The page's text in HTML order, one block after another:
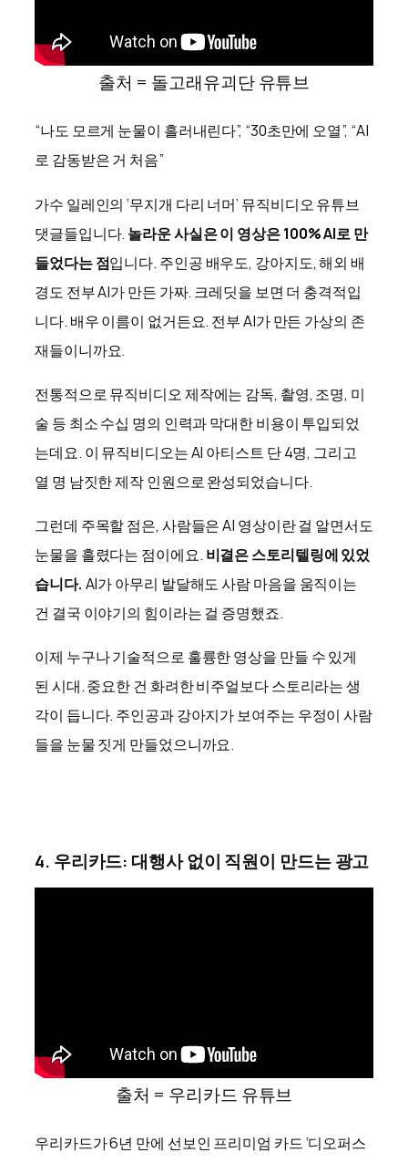
출처 = 돌고래유괴단 유튜브
“나도 모르게 눈물이 흘러내린다”, “30초만에 오열”, “AI
로 감동받은 거 처음”
가수 일레인의 ‘무지개 다리 너머’ 뮤직비디오 유튜브
댓글들입니다. 놀라운 사실은 이 영상은 100% AI로 만
들었다는 점입니다. 주인공 배우도, 강아지도, 해외 배
경도 전부 AI가 만든 가짜. 크레딧을 보면 더 충격적입
니다. 배우 이름이 없거든요. 전부 AI가 만든 가상의 존
재들이니까요.
전통적으로 뮤직비디오 제작에는 감독, 촬영, 조명, 미
술 등 최소 수십 명의 인력과 막대한 비용이 투입되었
는데요. 이 뮤직비디오는 AI 아티스트 단 4명, 그리고
열 명 남짓한 제작 인원으로 완성되었습니다.
그런데 주목할 점은, 사람들은 AI 영상이란 걸 알면서도
눈물을 흘렸다는 점이에요. 비결은 스토리텔링에 있었
습니다. AI가 아무리 발달해도 사람 마음을 움직이는
건 결국 이야기의 힘이라는 걸 증명했죠.
이제 누구나 기술적으로 훌륭한 영상을 만들 수 있게
된 시대. 중요한 건 화려한 비주얼보다 스토리라는 생
각이 듭니다. 주인공과 강아지가 보여주는 우정이 사람
들을 눈물 짓게 만들었으니까요.
4. 우리카드: 대행사 없이 직원이 만드는 광고
출처 = 우리카드 유튜브
우리카드가 6년 만에 선보인 프리미엄 카드 ‘디오퍼스